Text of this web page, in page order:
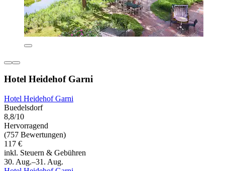
Hotel Heidehof Garni
Hotel Heidehof Garni
Buedelsdorf
8,8/10
Hervorragend
(757 Bewertungen)
117 €
inkl. Steuern & Gebühren
30. Aug.–31. Aug.